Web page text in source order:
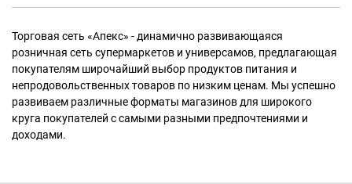
Торговая сеть «Апекс» - динамично развивающаяся
розничная сеть супермаркетов и универсамов, предлагающая
покупателям широчайший выбор продуктов питания и
непродовольственных товаров по низким ценам. Мы успешно
развиваем различные форматы магазинов для широкого
круга покупателей с самыми разными предпочтениями и
доходами.